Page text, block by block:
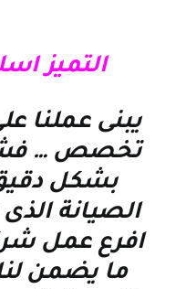
التميز
يبنى عملنا
تخصص …
بشكل
الصيانة
افرع عمل
ما يضمن